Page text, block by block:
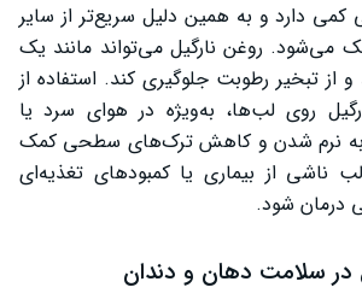
دارد و به همین دلیل سریع‌تر از سایر
روغن نارگیل می‌تواند مانند یک
از تبخیر رطوبت جلوگیری کند. استفاده از
روی لب‌ها، به‌ویژه در هوای سرد یا
نرم شدن و کاهش ترک‌های سطحی کمک
ناشی از بیماری یا کمبودهای تغذیه‌ای
درمان شود.
در سلامت دهان و دندان